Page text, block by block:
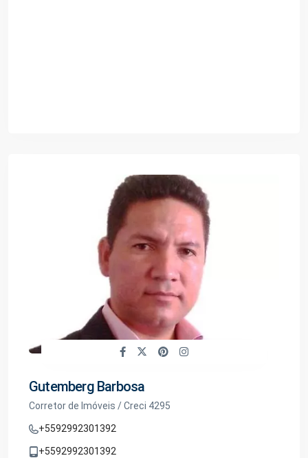
Gutemberg Barbosa
Corretor de Imóveis / Creci 4295
+5592992301392
+5592992301392